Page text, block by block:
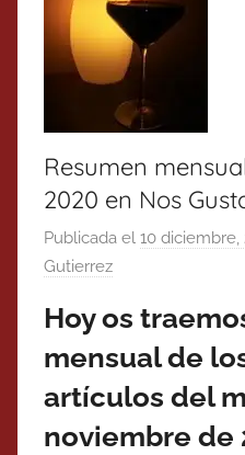
Resumen
2020 en Nos
Publicada el 10 diciembre,
Gutierrez
Hoy os
mensual de
artículos del
noviembre de